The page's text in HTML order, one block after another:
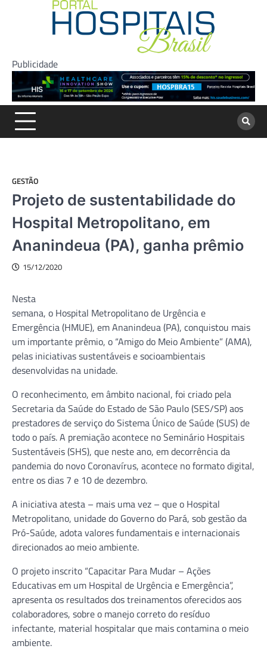
Publicidade
GESTÃO
Projeto de sustentabilidade do
Hospital Metropolitano, em
Ananindeua (PA), ganha prêmio
15/12/2020
Nesta
semana, o Hospital Metropolitano de Urgência e
Emergência (HMUE), em Ananindeua (PA), conquistou mais
um importante prêmio, o “Amigo do Meio Ambiente” (AMA),
pelas iniciativas sustentáveis e socioambientais
desenvolvidas na unidade.
O reconhecimento, em âmbito nacional, foi criado pela
Secretaria da Saúde do Estado de São Paulo (SES/SP) aos
prestadores de serviço do Sistema Único de Saúde (SUS) de
todo o país. A premiação acontece no Seminário Hospitais
Sustentáveis (SHS), que neste ano, em decorrência da
pandemia do novo Coronavírus, acontece no formato digital,
entre os dias 7 e 10 de dezembro.
A iniciativa atesta – mais uma vez – que o Hospital
Metropolitano, unidade do Governo do Pará, sob gestão da
Pró-Saúde, adota valores fundamentais e internacionais
direcionados ao meio ambiente.
O projeto inscrito “Capacitar Para Mudar – Ações
Educativas em um Hospital de Urgência e Emergência”,
apresenta os resultados dos treinamentos oferecidos aos
colaboradores, sobre o manejo correto do resíduo
infectante, material hospitalar que mais contamina o meio
ambiente.